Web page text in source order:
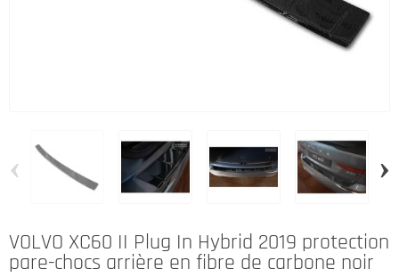
‹ ›
VOLVO XC60 II Plug In Hybrid 2019 protection
pare-chocs arrière en fibre de carbone noir